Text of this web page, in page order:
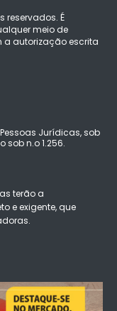
reservados. É
meio de
a autorização escrita
Jurídicas, sob
sob n.o 1.256.
terão a
e exigente, que